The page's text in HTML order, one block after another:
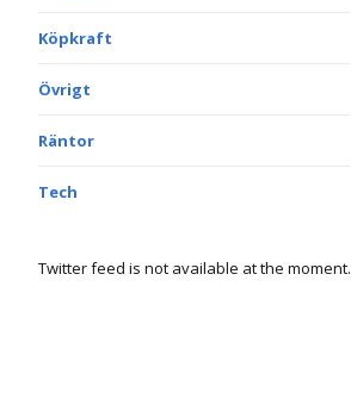
Köpkraft
Övrigt
Räntor
Tech
Twitter feed is not available at the moment.